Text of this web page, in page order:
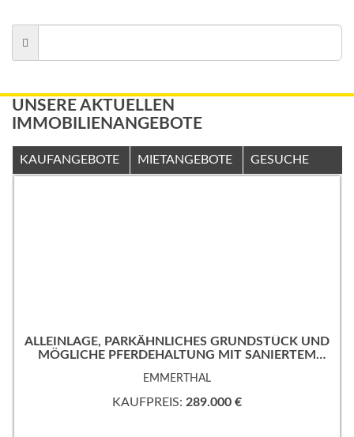
UNSERE AKTUELLEN
IMMOBILIENANGEBOTE
KAUFANGEBOTE MIETANGEBOTE GESUCHE
ALLEINLAGE, PARKÄHNLICHES GRUNDSTÜCK UND
MÖGLICHE PFERDEHALTUNG MIT SANIERTEM
EMMERTHAL
KAUFPREIS: 289.000 €